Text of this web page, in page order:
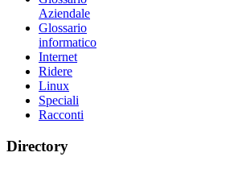
Aziendale
Glossario
informatico
Internet
Ridere
Linux
Speciali
Racconti
Directory